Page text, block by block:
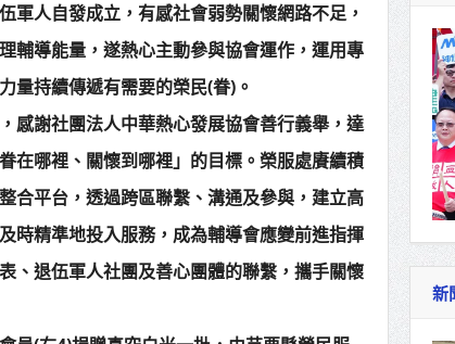
軍人自發成立，有感社會弱勢關懷網路不足，
輔導能量，遂熱心主動參與協會運作，運用專
量持續傳遞有需要的榮民(眷)。
感謝社團法人中華熱心發展協會善行義舉，達
在哪裡、關懷到哪裡」的目標。榮服處賡續積
合平台，透過跨區聯繫、溝通及參與，建立高
時精準地投入服務，成為輔導會應變前進指揮
、退伍軍人社團及善心團體的聯繫，攜手關懷
新